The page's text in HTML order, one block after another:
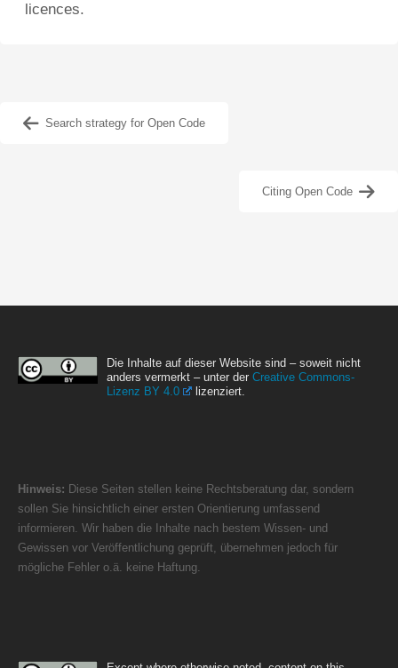
licences.
Search strategy for Open Code
Citing Open Code
Die Inhalte auf dieser Website sind – soweit nicht
anders vermerkt – unter der Creative Commons-
Lizenz BY 4.0
lizenziert.
Hinweis: Diese Seiten stellen keine Rechtsberatung dar, sondern
sollen Sie hinsichtlich einer ersten Orientierung umfassend
informieren. Wir haben die Inhalte nach bestem Wissen- und
Gewissen vor Veröffentlichung geprüft, übernehmen jedoch für
mögliche Fehler o.ä. keine Haftung.